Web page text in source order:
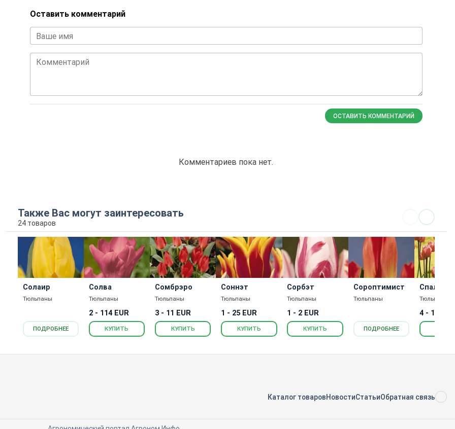
Оставить комментарий
Ваше имя
Комментарий
ОСТАВИТЬ КОММЕНТАРИЙ
Комментариев пока нет.
Также Вас могут заинтересовать
24 товаров
Солаир
Тюльпаны
ПОДРОБНЕЕ
Солва
Тюльпаны
2 - 114 EUR
КУПИТЬ
Сомбрэро
Тюльпаны
3 - 11 EUR
КУПИТЬ
Соннэт
Тюльпаны
1 - 25 EUR
КУПИТЬ
Сорбэт
Тюльпаны
1 - 2 EUR
КУПИТЬ
Сороптимист
Тюльпаны
ПОДРОБНЕЕ
Тюльпаны
4 - 115
Каталог товаровНовостиСтатьиОбратная связь RSS